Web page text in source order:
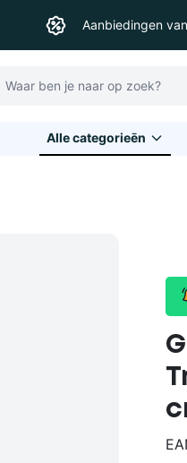
Aanbiedingen
Zoeken
Alle categorieēn